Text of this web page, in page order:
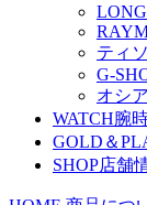
ティソ
G-
オシ
WATCH腕
GOLD＆
SHOP店舗